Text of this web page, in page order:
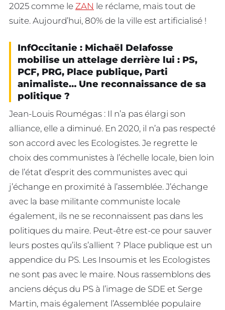
2025 comme le ZAN le réclame, mais tout de
suite. Aujourd’hui, 80% de la ville est artificialisé !
InfOccitanie : Michaël Delafosse
mobilise un attelage derrière lui : PS,
PCF, PRG, Place publique, Parti
animaliste… Une reconnaissance de sa
politique ?
Jean-Louis Roumégas : Il n’a pas élargi son
alliance, elle a diminué. En 2020, il n’a pas respecté
son accord avec les Ecologistes. Je regrette le
choix des communistes à l’échelle locale, bien loin
de l’état d’esprit des communistes avec qui
j’échange en proximité à l’assemblée. J’échange
avec la base militante communiste locale
également, ils ne se reconnaissent pas dans les
politiques du maire. Peut-être est-ce pour sauver
leurs postes qu’ils s’allient ? Place publique est un
appendice du PS. Les Insoumis et les Ecologistes
ne sont pas avec le maire. Nous rassemblons des
anciens déçus du PS à l’image de SDE et Serge
Martin, mais également l’Assemblée populaire